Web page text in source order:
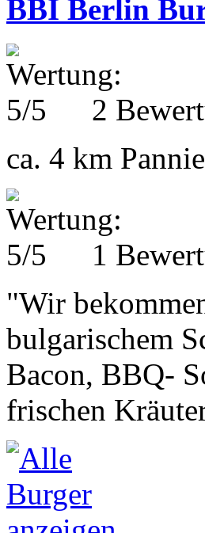
BBI Berlin
2
ca. 4 km
1
"Wir
bulgarischem
Bacon, BBQ-
frischen